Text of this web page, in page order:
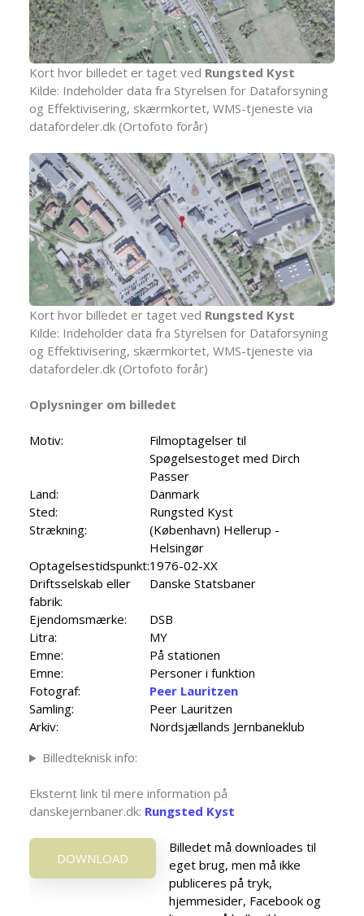
Kort hvor billedet er taget ved Rungsted Kyst
Kilde: Indeholder data fra Styrelsen for Dataforsyning
og Effektivisering, skærmkortet, WMS-tjeneste via
datafordeler.dk (Ortofoto forår)
Kort hvor billedet er taget ved Rungsted Kyst
Kilde: Indeholder data fra Styrelsen for Dataforsyning
og Effektivisering, skærmkortet, WMS-tjeneste via
datafordeler.dk (Ortofoto forår)
Oplysninger om billedet
Motiv:
Filmoptagelser til
Spøgelsestoget med Dirch
Passer
Land:
Danmark
Sted:
Rungsted Kyst
Strækning:
(København) Hellerup -
Helsingør
Optagelsestidspunkt:1976-02-XX
Driftsselskab eller
fabrik:
Danske Statsbaner
Ejendomsmærke:
DSB
Litra:
MY
Emne:
På stationen
Emne:
Personer i funktion
Fotograf:
Peer Lauritzen
Samling:
Peer Lauritzen
Arkiv:
Nordsjællands Jernbaneklub
Billedteknisk info:
Eksternt link til mere information på
danskejernbaner.dk: Rungsted Kyst
DOWNLOAD
Billedet må downloades til
eget brug, men må ikke
publiceres på tryk,
hjemmesider, Facebook og